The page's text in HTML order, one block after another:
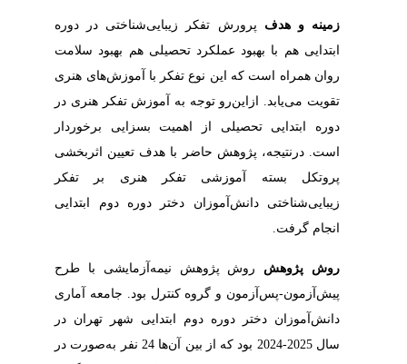
زمینه‭ ‬و‭ ‬هدف
‭ ‬پرورش‭ ‬تفکر‭ ‬زیبایی‌شناختی‭ ‬در‭ ‬دوره‭
‬ابتدایی‭ ‬هم‭ ‬با‭ ‬بهبود‭ ‬عملکرد‭ ‬تحصیلی‭ ‬هم‭ ‬بهبود‭ ‬سلامت‭
‬تقویت‭ ‬می‌یابد.‭ ‬ازاین‌رو‭ ‬توجه‭ ‬به‭ ‬آموزش‭ ‬تفکر‭ ‬هنری‭ ‬در‭
‬دوره‭ ‬ابتدایی‭ ‬تحصیلی‭ ‬از‭ ‬اهمیت‭ ‬بسزایی‭ ‬برخوردار‭
‬است.‭ ‬درنتیجه،‭ ‬پژوهش‭ ‬حاضر‭ ‬با‭ ‬هدف‭ ‬تعیین‭ ‬اثربخشی‭
‬پروتکل‭ ‬بسته‭ ‬آموزشی‭ ‬تفکر‭ ‬هنری‭ ‬بر‭ ‬تفکر‭
‬زیبایی‌شناختی‭ ‬دانش‌آموزان‭ ‬دختر‭ ‬دوره‭ ‬دوم‭ ‬ابتدایی‭
‬انجام‭ ‬گرفت‭.‬
روش‭ ‬پژوهش
‬دانش‌آموزان‭ ‬دختر‭ ‬دوره‭ ‬دوم‭ ‬ابتدایی‭ ‬شهر‭ ‬تهران‭ ‬در‭
‬سال‭ ‬2024‭-‬2025‭ ‬بود‭ ‬که‭ ‬از‭ ‬بین‭ ‬آن‌ها‭ ‬24‭ ‬نفر‭ ‬به‌صورت‭ ‬در‭